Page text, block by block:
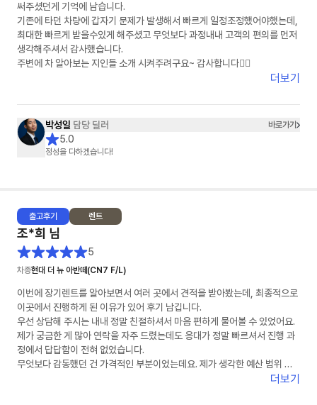
써주셨던게 기억에 남습니다.
기존에 타던 차량에 갑자기 문제가 발생해서 빠르게 일정조정했어야했는데,
최대한 빠르게 받을수있게 해주셨고 무엇보다 과정내내 고객의 편의를 먼저
생각해주셔서 감사했습니다.
주변에 차 알아보는 지인들 소개 시켜주려구요~ 감사합니다👍🏻
더보기
박성일 담당 딜러 바로가기
5.0
정성을 다하겠습니다!
출고후기 렌트
조*희 님
5
차종현대 더 뉴 아반떼(CN7 F/L)
이번에 장기렌트를 알아보면서 여러 곳에서 견적을 받아봤는데, 최종적으로
이곳에서 진행하게 된 이유가 있어 후기 남깁니다.
우선 상담해 주시는 내내 정말 친절하셔서 마음 편하게 물어볼 수 있었어요.
제가 궁금한 게 많아 연락을 자주 드렸는데도 응대가 정말 빠르셔서 진행 과
정에서 답답함이 전혀 없었습니다.
무엇보다 감동했던 건 가격적인 부분이었는데요. 제가 생각한 예산 범위 내
에서 최저가를 맞춰주시려고 끝까지 노력해 주시는 모습에 신뢰가 확 갔습니
더보기